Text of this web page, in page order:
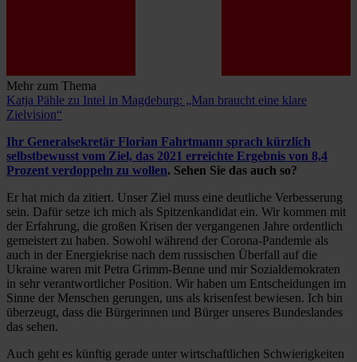
Mehr zum Thema
Katja Pähle zu Intel in Magdeburg: „Man braucht eine klare
Zielvision“
Ihr Generalsekretär Florian Fahrtmann sprach kürzlich
selbstbewusst vom Ziel, das 2021 erreichte Ergebnis von 8,4
Prozent verdoppeln zu wollen. Sehen Sie das auch so?
Er hat mich da zitiert. Unser Ziel muss eine deutliche Verbesserung
sein. Dafür setze ich mich als Spitzenkandidat ein. Wir kommen mit
der Erfahrung, die großen Krisen der vergangenen Jahre ordentlich
gemeistert zu haben. Sowohl während der Corona-Pandemie als
auch in der Energiekrise nach dem russischen Überfall auf die
Ukraine waren mit Petra Grimm-Benne und mir Sozialdemokraten
in sehr verantwortlicher Position. Wir haben um Entscheidungen im
Sinne der Menschen gerungen, uns als krisenfest bewiesen. Ich bin
überzeugt, dass die Bürgerinnen und Bürger unseres Bundeslandes
das sehen.
Auch geht es künftig gerade unter wirtschaftlichen Schwierigkeiten